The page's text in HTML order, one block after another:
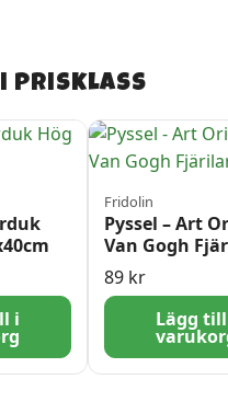
i prisklass
i
Fridolin
Pyssel – Art
Van Gogh
Lätt
89 kr
Lägg